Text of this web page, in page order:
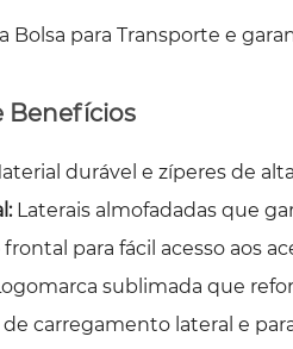
Bolsa para Transporte e
Benefícios
durável e zíperes de
Laterais almofadadas que
para fácil acesso aos
sublimada que
carregamento lateral e